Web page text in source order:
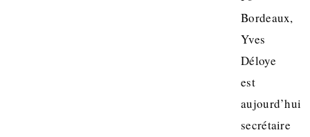
Bordeaux,
Yves
Déloye
est
aujourd’hui
secrétaire